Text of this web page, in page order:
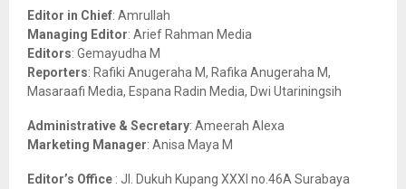
o
r
:
Editor in Chief: Amrullah
Managing Editor: Arief Rahman Media
Editors: Gemayudha M
Reporters: Rafiki Anugeraha M, Rafika Anugeraha M,
Masaraafi Media, Espana Radin Media, Dwi Utariningsih
Administrative & Secretary: Ameerah Alexa
Marketing Manager: Anisa Maya M
Editor’s Office : Jl. Dukuh Kupang XXXI no.46A Surabaya